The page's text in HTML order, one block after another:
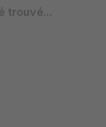
trouvé...